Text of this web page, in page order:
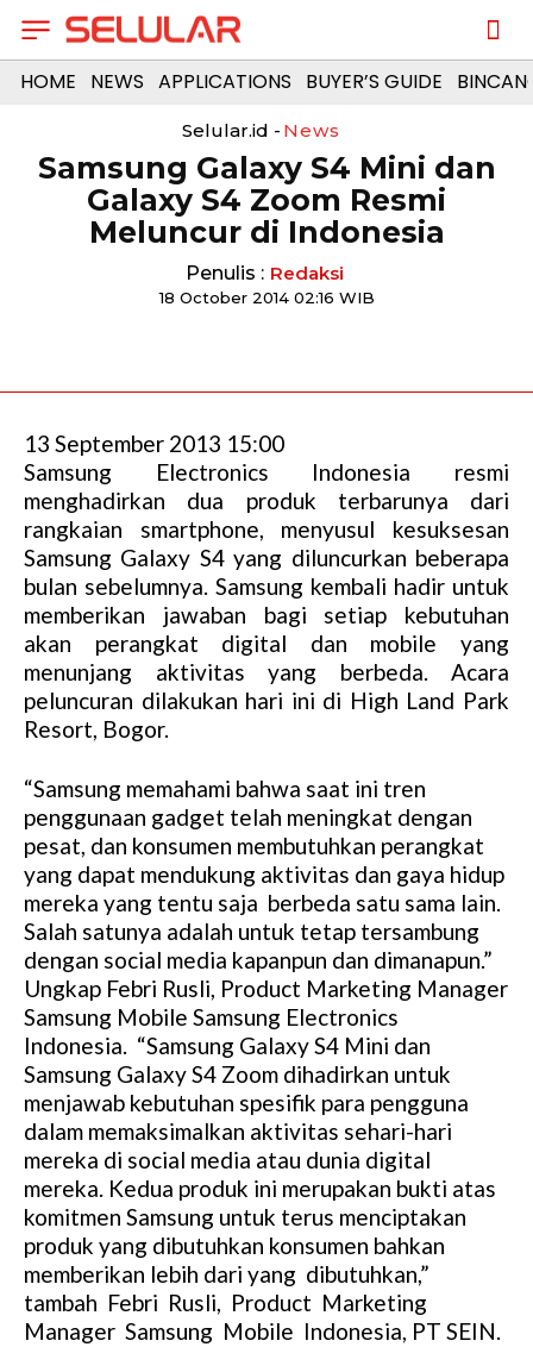
HOME NEWS APPLICATIONS BUYER’S GUIDE
Selular.id - News
Samsung Galaxy S4 Mini dan
Galaxy S4 Zoom Resmi
Meluncur di Indonesia
Penulis : Redaksi
18 October 2014 02:16 WIB
13 September 2013 15:00
Samsung Electronics Indonesia resmi
menghadirkan dua produk terbarunya dari
rangkaian smartphone, menyusul kesuksesan
Samsung Galaxy S4 yang diluncurkan beberapa
bulan sebelumnya. Samsung kembali hadir untuk
memberikan jawaban bagi setiap kebutuhan
akan perangkat digital dan mobile yang
menunjang aktivitas yang berbeda. Acara
peluncuran dilakukan hari ini di High Land Park
Resort, Bogor.
“Samsung memahami bahwa saat ini tren
penggunaan gadget telah meningkat dengan
pesat, dan konsumen membutuhkan perangkat
yang dapat mendukung aktivitas dan gaya hidup
mereka yang tentu saja berbeda satu sama lain.
Salah satunya adalah untuk tetap tersambung
dengan social media kapanpun dan dimanapun.”
Ungkap Febri Rusli, Product Marketing Manager
Samsung Mobile Samsung Electronics
Indonesia. “Samsung Galaxy S4 Mini dan
Samsung Galaxy S4 Zoom dihadirkan untuk
menjawab kebutuhan spesifik para pengguna
dalam memaksimalkan aktivitas sehari-hari
mereka di social media atau dunia digital
mereka. Kedua produk ini merupakan bukti atas
komitmen Samsung untuk terus menciptakan
produk yang dibutuhkan konsumen bahkan
memberikan lebih dari yang dibutuhkan,”
tambah Febri Rusli, Product Marketing
Manager Samsung Mobile Indonesia, PT SEIN.